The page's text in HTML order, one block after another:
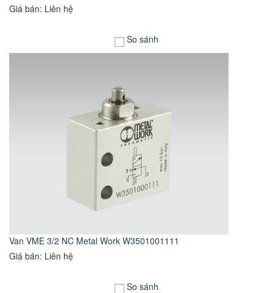
Giá bán: Liên hệ
So sánh
Van VME 3/2 NC Metal Work W3501001111
Giá bán: Liên hệ
So sánh